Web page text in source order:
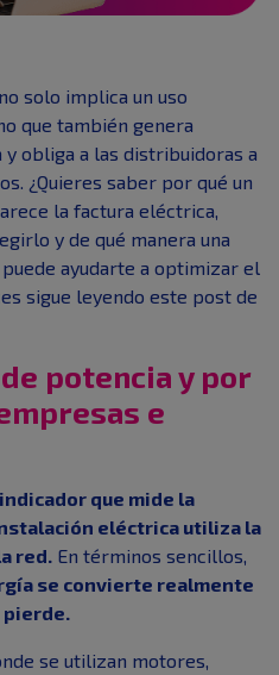
solo implica un uso
que también genera
obliga a las distribuidoras a
¿Quieres saber por qué un
la factura eléctrica,
y de qué manera una
ayudarte a optimizar el
sigue leyendo este post de
potencia y por
e
indicador que mide la
eléctrica utiliza la
red. En términos sencillos,
se convierte realmente
se utilizan motores,